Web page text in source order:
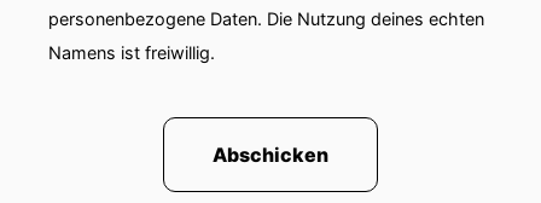
personenbezogene Daten. Die Nutzung deines echten
Namens ist freiwillig.
Abschicken